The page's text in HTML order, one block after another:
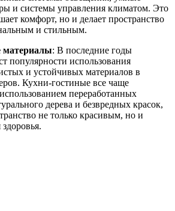
и системы управления климатом. Это
комфорт, но и делает пространство
и стильным.
материалы: В последние годы
популярности использования
и устойчивых материалов в
Кухни-гостиные все чаще
переработанных
дерева и безвредных красок,
не только красивым, но и